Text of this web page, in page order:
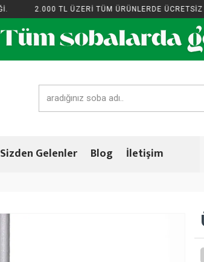
2.000 TL ÜZERİ TÜM ÜRÜNLERDE ÜCRETSİZ
Sizden Gelenler Blog İletişim